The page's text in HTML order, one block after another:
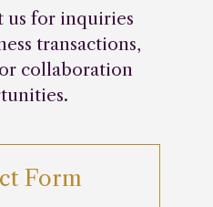
us for inquiries
transactions,
collaboration
Form